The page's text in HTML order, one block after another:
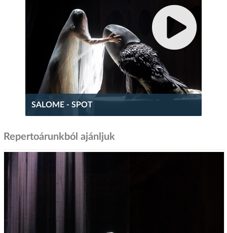
SALOME - SPOT
Repertoárunkból ajánljuk